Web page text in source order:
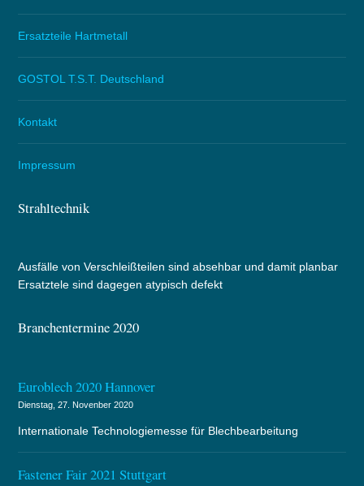
Ersatzteile Hartmetall
GOSTOL T.S.T. Deutschland
Kontakt
Impressum
Strahltechnik
Ausfälle von Verschleißteilen sind absehbar und damit planbar
Ersatztele sind dagegen atypisch defekt
Branchentermine 2020
Euroblech 2020 Hannover
Dienstag, 27. Novenber 2020
Internationale Technologiemesse für Blechbearbeitung
Fastener Fair 2021 Stuttgart